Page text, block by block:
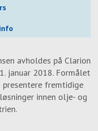
avholdes på Clarion
januar 2018. Formålet
presentere fremtidige
innen olje- og